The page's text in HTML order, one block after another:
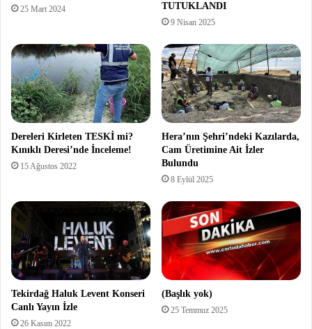
25 Mart 2024
TUTUKLANDI
9 Nisan 2025
Dereleri Kirleten TESKİ mi?
Kınıklı Deresi’nde İnceleme!
15 Ağustos 2022
Hera’nın Şehri’ndeki Kazılarda,
Cam Üretimine Ait İzler
Bulundu
8 Eylül 2025
Tekirdağ Haluk Levent Konseri
Canlı Yayın İzle
26 Kasım 2022
(Başlık yok)
25 Temmuz 2025